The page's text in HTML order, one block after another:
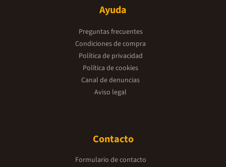
Ayuda
Preguntas frecuentes
Condiciones de compra
Política de privacidad
Política de cookies
Canal de denuncias
Aviso legal
Contacto
Formulario de contacto